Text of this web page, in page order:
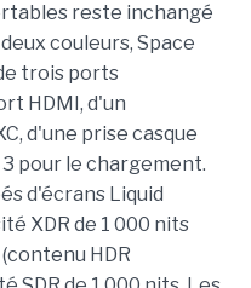
reste inchangé
couleurs, Space
trois ports
HDMI, d'un
d'une prise casque
pour le chargement.
d'écrans Liquid
XDR de 1 000 nits
HDR